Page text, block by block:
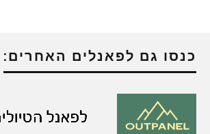
כנסו גם לפאנלים האחרים: